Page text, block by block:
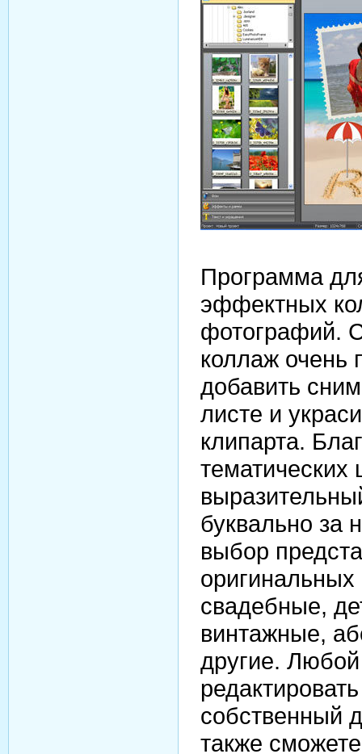
Программа
эффектных
фотографий.
коллаж очень
добавить
листе и
клипарта.
тематических
буквально за
выбор
свадебные,
винтажные,
другие.
собственный
также